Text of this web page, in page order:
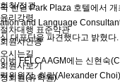
회칙/정관
윤리강령
절차대행 표준약관
회원사인증
오시는길
회원사보기
정회원(유학원)
국 런던 Park Plaza 호텔에서
ation and Language
식 대표단을 파견했다고 밝혔다.
이번 FELCA AGM에는 신현숙
력위원장, 최림(Alexander